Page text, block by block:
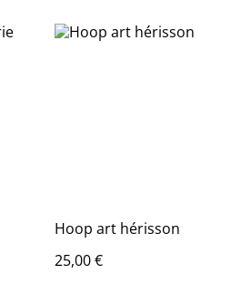
Hoop art hérisson
25,00 €